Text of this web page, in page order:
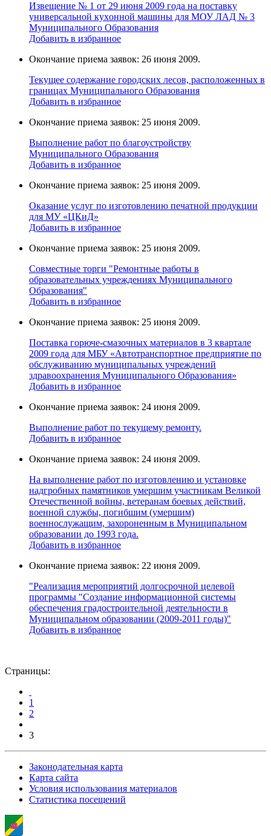
Извещение № 1 от 29 июня 2009 года на поставку
универcальной кухoнной мaшины для МОУ ЛАД № 3
Муниципального Образования
Добавить в избранное
Окончание приема заявок: 26 июня 2009.
Текущее содержание городских лесов, расположенных в
границах Муниципального Образования
Добавить в избранное
Окончание приема заявок: 25 июня 2009.
Выполнение работ по благоустройству
Муниципального Образования
Добавить в избранное
Окончание приема заявок: 25 июня 2009.
Оказание услуг по изготовлению печатной продукции
для МУ «ЦКиД»
Добавить в избранное
Окончание приема заявок: 25 июня 2009.
Cовместные торги "Ремонтные работы в
образовательных учреждениях Муниципального
Образования"
Добавить в избранное
Окончание приема заявок: 25 июня 2009.
Поставка горюче-смазочных материалов в 3 квартале
2009 года для МБУ «Автотранспортное предприятие по
обслуживанию муниципальных учреждений
здравоохранения Муниципального Образования»
Добавить в избранное
Окончание приема заявок: 24 июня 2009.
Выполнение работ по текущему ремонту.
Добавить в избранное
Окончание приема заявок: 24 июня 2009.
На выполнение работ по изготовлению и установке
надгробных памятников умершим участникам Великой
Отечественной войны, ветеранам боевых действий,
военной службы, погибшим (умершим)
военнослужащим, захороненным в Муниципальном
образовании до 1993 года.
Добавить в избранное
Окончание приема заявок: 22 июня 2009.
"Реализация мероприятий долгосрочной целевой
программы "Создание информационной системы
обеспечения градостроительной деятельности в
Муниципальном образовании (2009-2011 годы)"
Добавить в избранное
Страницы:
1
2
3
Законодательная карта
Карта сайта
Условия использования материалов
Статистика посещений